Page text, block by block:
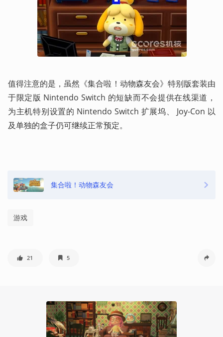
值得注意的是，虽然《集合啦！动物森友会》特别版套装由
于限定版 Nintendo Switch 的短缺而不会提供在线渠道，
为主机特别设置的 Nintendo Switch 扩展坞、 Joy-Con 以
及单独的盒子仍可继续正常预定。
集合啦！动物森友会
游戏
21 5